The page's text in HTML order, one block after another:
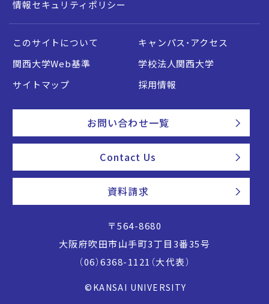
情報セキュリティポリシー
このサイトについて
キャンパス・アクセス
関西大学Web基準
学校法人関西大学
サイトマップ
採用情報
お問い合わせ一覧
Contact Us
資料請求
〒564-8680
大阪府吹田市山手町3丁目3番35号
（06）6368-1121（大代表）
©KANSAI UNIVERSITY